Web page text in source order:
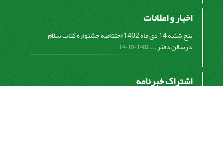
اخبار و اعلانات
پنج شنبه 14 دی ماه 1402 اختتامیه جشنواره کتاب سلام
درسالن دفتر ...1402-10-14
اشتراک خبرنامه